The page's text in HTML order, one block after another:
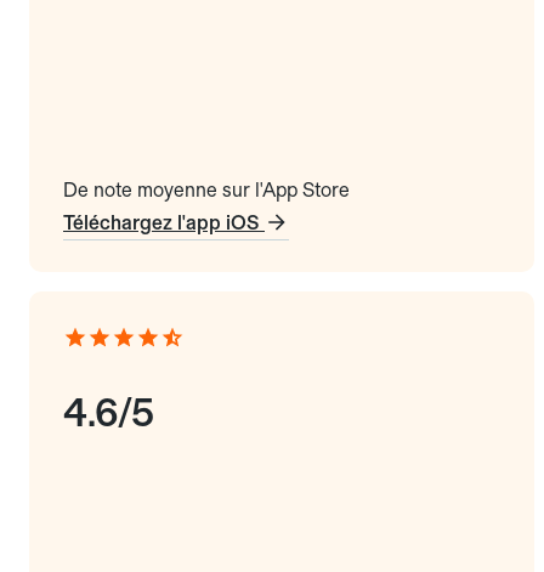
De note moyenne sur l'App Store
Téléchargez l'app iOS
4.6/5